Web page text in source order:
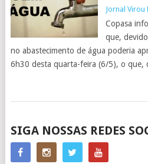
Jornal Virou
Copasa
que,
no abastecimento de água poderia
6h30 desta quarta-feira (6/5), o que,
POSTS
NAVIGATION
SIGA NOSSAS REDES